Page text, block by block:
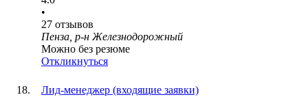
•
27 отзывов
Пенза, р-н Железнодорожный
Можно без резюме
Откликнуться
Лид-менеджер (входящие заявки)